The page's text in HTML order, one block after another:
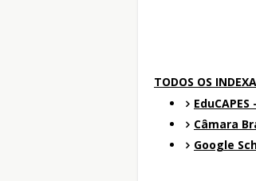
TODOS OS
Câmara
Google